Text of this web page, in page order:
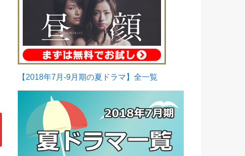
【2018年7月-9月期の夏ドラマ】全一覧